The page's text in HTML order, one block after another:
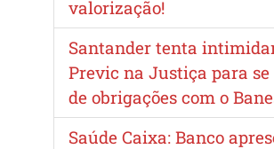
valorização!
Santander tenta
Previc na Justiça para
de obrigações com o
Saúde Caixa: Banco